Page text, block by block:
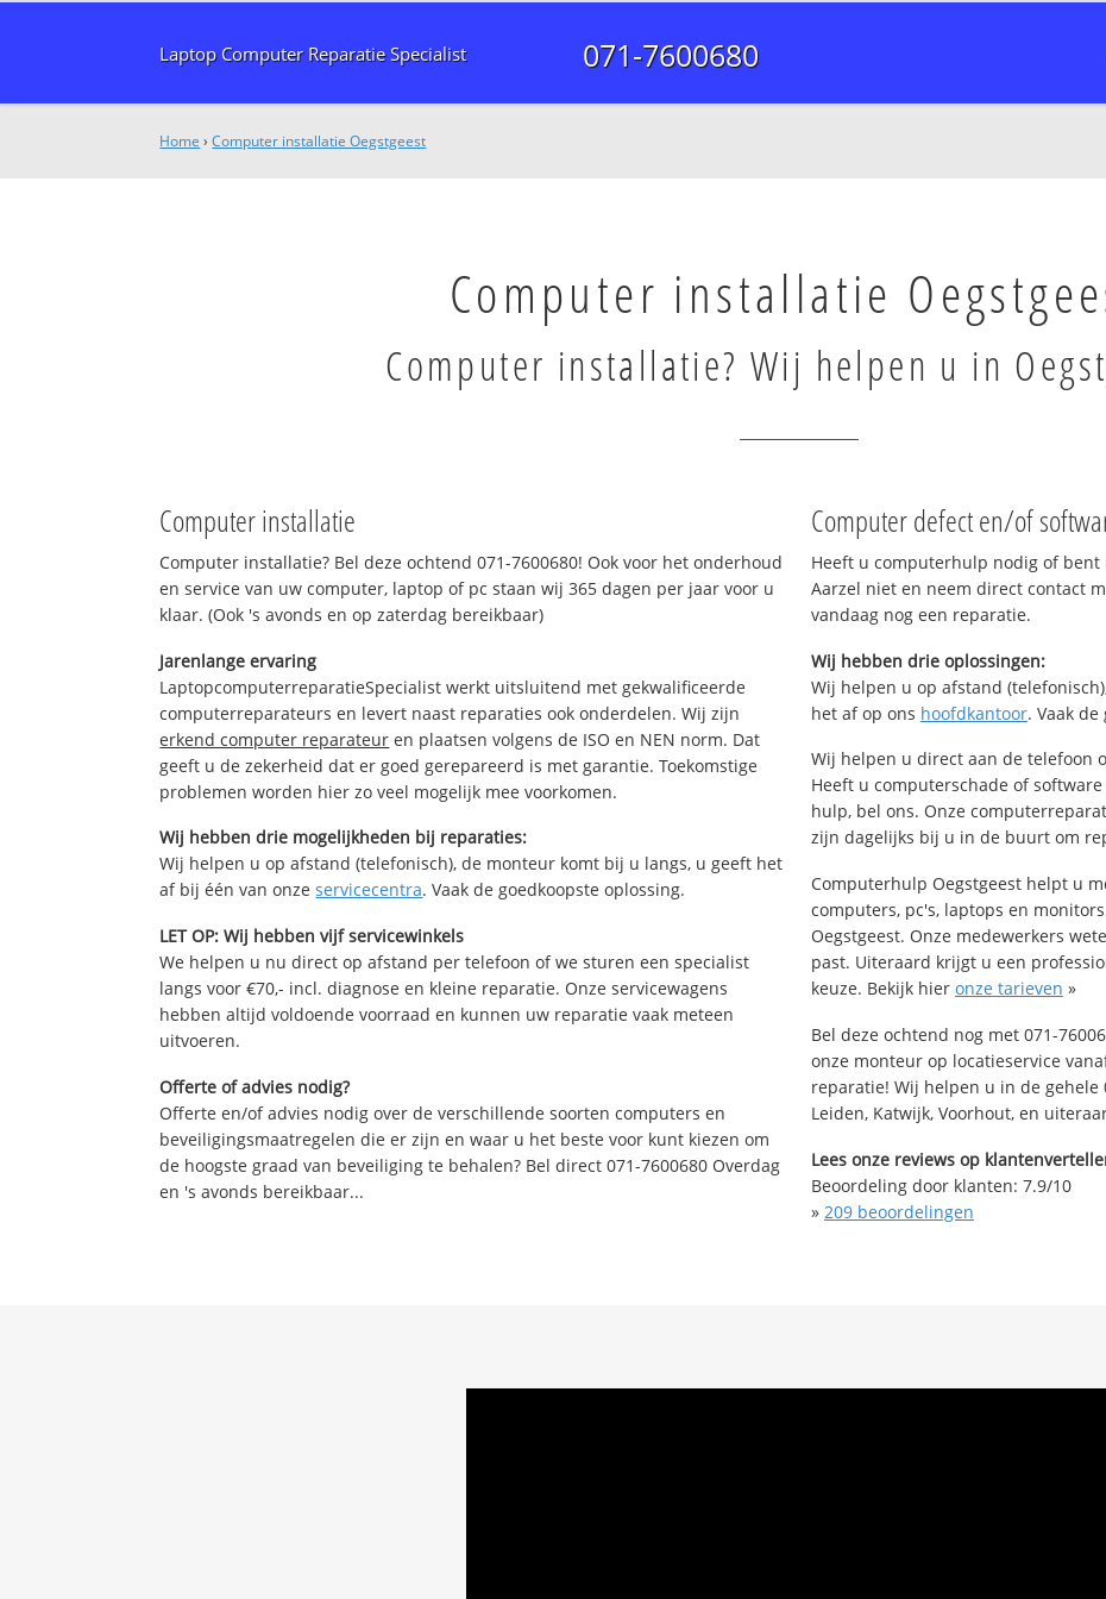
Laptop Computer Reparatie Specialist 071-7600680
Home ›Computer installatie Oegstgeest
Computer installatie
Computer installatie? Wij helpen u in
Computer installatie
Computer installatie? Bel deze ochtend 071-7600680! Ook voor het onderhoud
en service van uw computer, laptop of pc staan wij 365 dagen per jaar voor u
klaar. (Ook 's avonds en op zaterdag bereikbaar)
Jarenlange ervaring
LaptopcomputerreparatieSpecialist werkt uitsluitend met gekwalificeerde
computerreparateurs en levert naast reparaties ook onderdelen. Wij zijn
erkend computer reparateur en plaatsen volgens de ISO en NEN norm. Dat
geeft u de zekerheid dat er goed gerepareerd is met garantie. Toekomstige
problemen worden hier zo veel mogelijk mee voorkomen.
Wij hebben drie mogelijkheden bij reparaties:
Wij helpen u op afstand (telefonisch), de monteur komt bij u langs, u geeft het
af bij één van onzeservicecentra. Vaak de goedkoopste oplossing.
LET OP: Wij hebben vijf servicewinkels
We helpen u nu direct op afstand per telefoon of we sturen een specialist
langs voor €70,- incl. diagnose en kleine reparatie. Onze servicewagens
hebben altijd voldoende voorraad en kunnen uw reparatie vaak meteen
uitvoeren.
Offerte of advies nodig?
Offerte en/of advies nodig over de verschillende soorten computers en
beveiligingsmaatregelen die er zijn en waar u het beste voor kunt kiezen om
de hoogste graad van beveiliging te behalen? Bel direct 071-7600680 Overdag
en 's avonds bereikbaar...
Computer defect en/of
Heeft u computerhulp nodig of
Aarzel niet en neem direct contact
vandaag nog een reparatie.
Wij hebben drie oplossingen:
Wij helpen u op afstand
het af op ons hoofdkantoor. Vaak
Wij helpen u direct aan de telefoon
Heeft u computerschade of
hulp, bel ons. Onze
zijn dagelijks bij u in de buurt om
Computerhulp Oegstgeest helpt u
computers, pc's, laptops en
Oegstgeest. Onze medewerkers
past. Uiteraard krijgt u een
keuze. Bekijk hier onze tarieven »
Bel deze ochtend nog met 071-
onze monteur op locatieservice
reparatie! Wij helpen u in de gehele
Leiden, Katwijk, Voorhout, en
Lees onze reviews op
Beoordeling door klanten: 7.9/10
» 209 beoordelingen